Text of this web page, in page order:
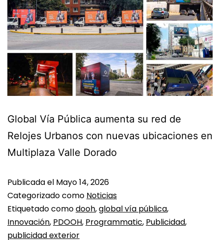
Global Vía Pública aumenta su red de
Relojes Urbanos con nuevas ubicaciones en
Multiplaza Valle Dorado
Publicada el Mayo 14, 2026
Categorizado como Noticias
Etiquetado comodooh,global vía pública,
Innovación, PDOOH, Programmatic, Publicidad,
publicidad exterior